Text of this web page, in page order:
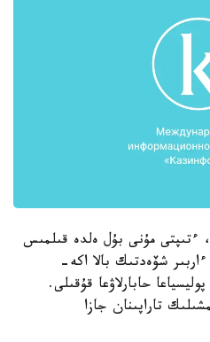
ءتىپتى مۇنى بۇل ەلدە قىلمىس
شۆەدتىك بالا اكە-
حابارلاۋعا قۇقىلى.
تاراپىنان جازا